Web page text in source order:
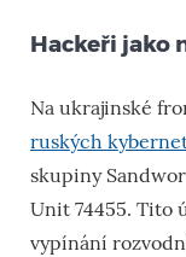
Hackeři jako
Na ukrajinské
ruských
skupiny
Unit 74455. Tito
vypínání